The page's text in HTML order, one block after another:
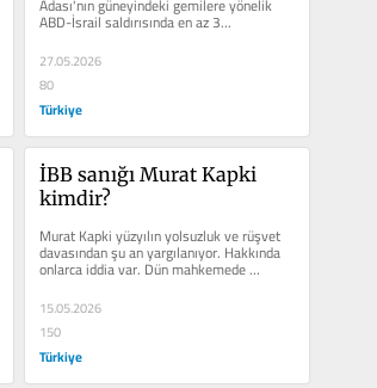
Adası'nın güneyindeki gemilere yönelik
ABD-İsrail saldırısında en az 3...
27.05.2026
80
Türkiye
İBB sanığı Murat Kapki
kimdir?
Murat Kapki yüzyılın yolsuzluk ve rüşvet
davasından şu an yargılanıyor. Hakkında
onlarca iddia var. Dün mahkemede
15.05.2026
150
Türkiye